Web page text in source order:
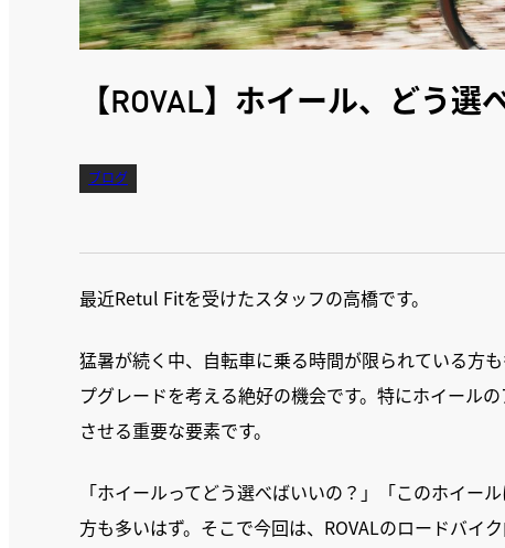
【ROVAL】ホイール、どう選
ブログ
最近Retul Fitを受けたスタッフの高橋です。
猛暑が続く中、自転車に乗る時間が限られている方
プグレードを考える絶好の機会です。特にホイール
させる重要な要素です。
「ホイールってどう選べばいいの？」「このホイー
方も多いはず。そこで今回は、ROVALのロードバイ